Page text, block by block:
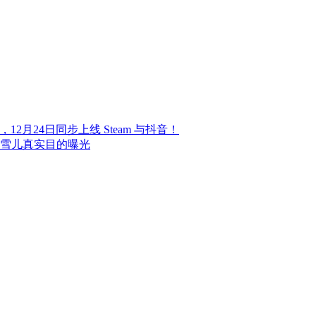
12月24日同步上线 Steam 与抖音！
儿真实目的曝光